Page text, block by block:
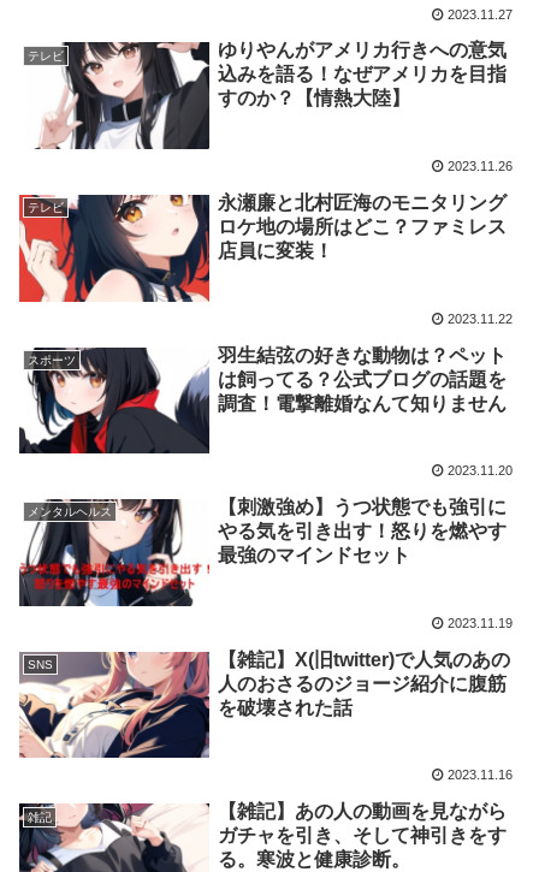
2023.11.27
テレビ
ゆりやんがアメリカ行きへの意気
込みを語る！なぜアメリカを目指
すのか？【情熱大陸】
2023.11.26
テレビ
永瀬廉と北村匠海のモニタリング
ロケ地の場所はどこ？ファミレス
店員に変装！
2023.11.22
スポーツ
羽生結弦の好きな動物は？ペット
は飼ってる？公式ブログの話題を
調査！電撃離婚なんて知りません
2023.11.20
メンタルヘルス
【刺激強め】うつ状態でも強引に
やる気を引き出す！怒りを燃やす
最強のマインドセット
2023.11.19
SNS
【雑記】X(旧twitter)で人気のあの
人のおさるのジョージ紹介に腹筋
を破壊された話
2023.11.16
雑記
【雑記】あの人の動画を見ながら
ガチャを引き、そして神引きをす
る。寒波と健康診断。